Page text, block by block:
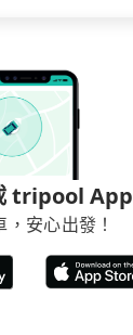
tripool App
安心出發！